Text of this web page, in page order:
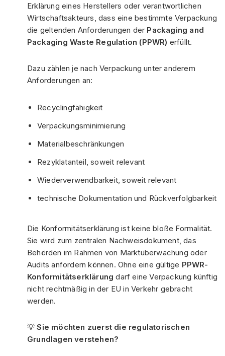
Erklärung eines Herstellers oder verantwortlichen
Wirtschaftsakteurs, dass eine bestimmte Verpackung
die geltenden Anforderungen der Packaging and
Packaging Waste Regulation (PPWR) erfüllt.
Dazu zählen je nach Verpackung unter anderem
Anforderungen an:
Recyclingfähigkeit
Verpackungsminimierung
Materialbeschränkungen
Rezyklatanteil, soweit relevant
Wiederverwendbarkeit, soweit relevant
technische Dokumentation und Rückverfolgbarkeit
Die Konformitätserklärung ist keine bloße Formalität.
Sie wird zum zentralen Nachweisdokument, das
Behörden im Rahmen von Marktüberwachung oder
Audits anfordern können. Ohne eine gültige PPWR-
Konformitätserklärung darf eine Verpackung künftig
nicht rechtmäßig in der EU in Verkehr gebracht
werden.
💡Sie möchten zuerst die regulatorischen
Grundlagen verstehen?